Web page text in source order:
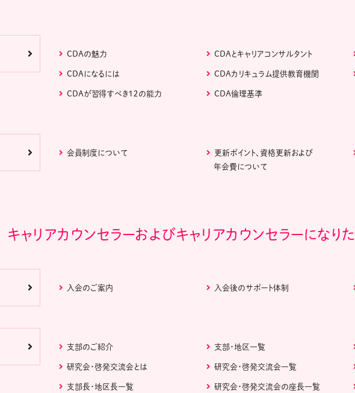
CDAの魅力 CDAとキャリアコンサルタント
CDAになるには CDAカリキュラム提供教育機関
CDAが習得すべき１２の能力 CDA倫理基準
会員制度について
更新ポイント、資格更新および
年会費について
キャリアカウンセラーおよびキャリアカウンセラーになり
入会のご案内 入会後のサポート体制
支部のご紹介 支部・地区一覧
研究会・啓発交流会とは 研究会・啓発交流会一覧
支部長・地区長一覧 研究会・啓発交流会の座長一覧